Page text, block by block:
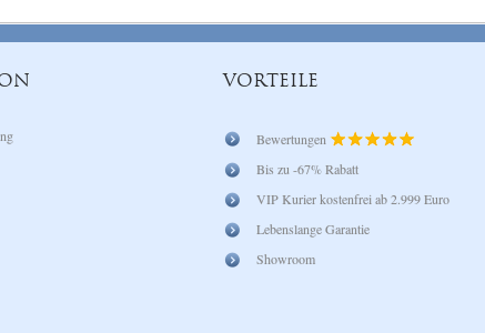
VORTEILE
Bewertungen
Bis zu -67% Rabatt
VIP Kurier kostenfrei ab 2.999 Euro
Lebenslange Garantie
Showroom